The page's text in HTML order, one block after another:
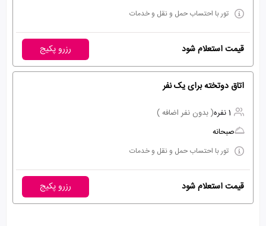
تور با احتساب حمل و نقل و خدمات
قیمت استعلام شود رزرو پکیج
اتاق دوتخته برای یک نفر
1 نفره
( بدون نفر اضافه )
صبحانه
تور با احتساب حمل و نقل و خدمات
قیمت استعلام شود رزرو پکیج